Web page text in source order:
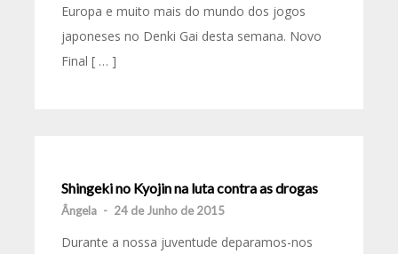
Europa e muito mais do mundo dos jogos
japoneses no Denki Gai desta semana. Novo
Final [ … ]
Shingeki no Kyojin na luta contra as drogas
Ângela - 24 de Junho de 2015
Durante a nossa juventude deparamos-nos